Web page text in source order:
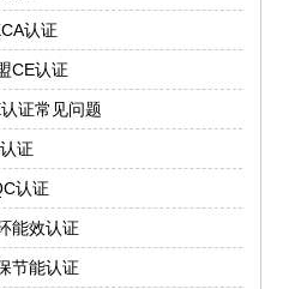
认证
CE认证
证常见问题
证
认证
能效认证
节能认证